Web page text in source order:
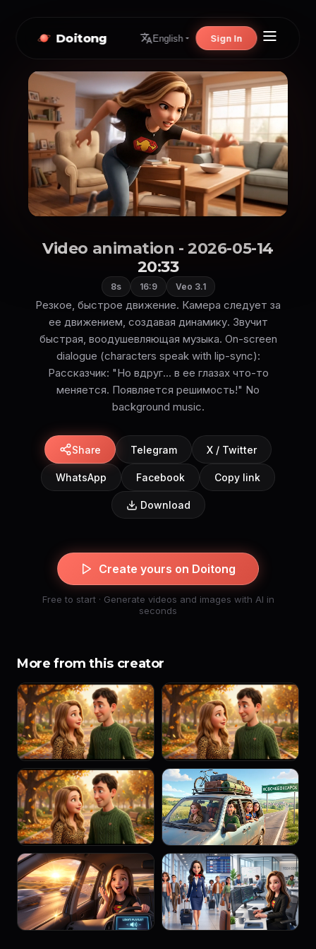
Doitong English Sign In
Video animation - 2026-05-14
20:33
8s 16:9 Veo 3.1
Резкое, быстрое движение. Камера следует за
ее движением, создавая динамику. Звучит
быстрая, воодушевляющая музыка. On-screen
dialogue (characters speak with lip-sync):
Рассказчик: "Но вдруг... в ее глазах что-то
меняется. Появляется решимость!" No
background music.
Share Telegram X / Twitter
WhatsApp Facebook Copy link
Download
Create yours on Doitong
Free to start · Generate videos and images with AI in
seconds
More from this creator